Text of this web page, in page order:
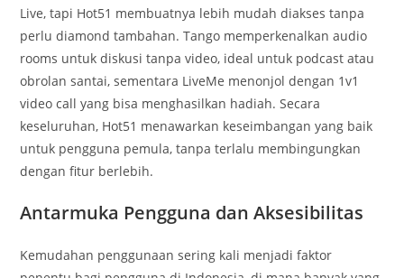
Live, tapi Hot51 membuatnya lebih mudah diakses tanpa
perlu diamond tambahan. Tango memperkenalkan audio
rooms untuk diskusi tanpa video, ideal untuk podcast atau
obrolan santai, sementara LiveMe menonjol dengan 1v1
video call yang bisa menghasilkan hadiah. Secara
keseluruhan, Hot51 menawarkan keseimbangan yang baik
untuk pengguna pemula, tanpa terlalu membingungkan
dengan fitur berlebih.
Antarmuka Pengguna dan Aksesibilitas
Kemudahan penggunaan sering kali menjadi faktor